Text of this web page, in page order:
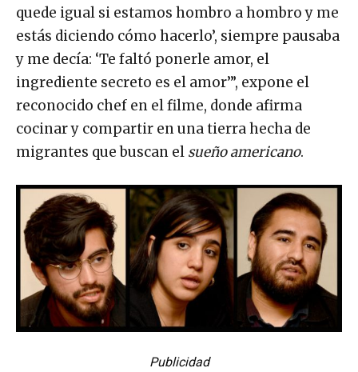
quede igual si estamos hombro a hombro y me
estás diciendo cómo hacerlo’, siempre pausaba
y me decía: ‘Te faltó ponerle amor, el
ingrediente secreto es el amor’”, expone el
reconocido chef en el filme, donde afirma
cocinar y compartir en una tierra hecha de
migrantes que buscan el sueño americano.
Publicidad